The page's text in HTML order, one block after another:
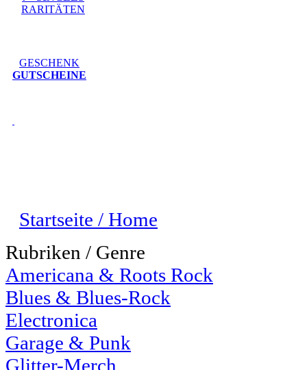
RARITÄTEN
GESCHENK
GUTSCHEINE
Startseite / Home
Rubriken / Genre
Americana & Roots Rock
Blues & Blues-Rock
Electronica
Garage & Punk
Glitter-Merch